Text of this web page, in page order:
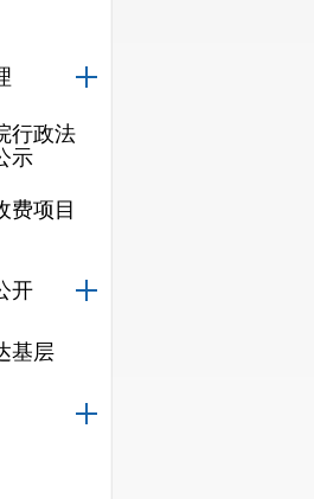
行政法
示
费项目
开
基层